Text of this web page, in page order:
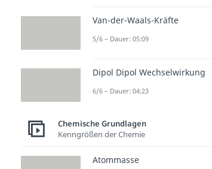
Van-der-Waals-Kräfte
5/6 – Dauer: 05:09
Dipol Dipol Wechselwirkung
6/6 – Dauer: 04:23
Chemische Grundlagen
Kenngrößen der Chemie
Atommasse